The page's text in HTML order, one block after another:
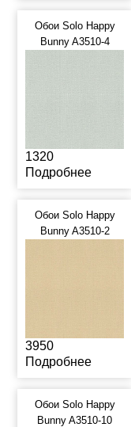
Обои Solo Happy
Bunny A3510-4
1320
Подробнее
Обои Solo Happy
Bunny A3510-2
3950
Подробнее
Обои Solo Happy
Bunny A3510-10